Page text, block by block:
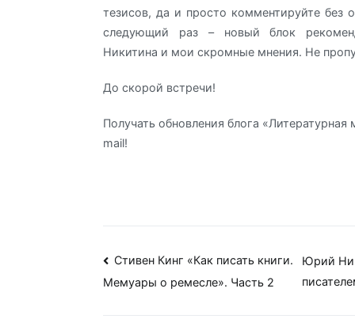
тезисов, да и просто комментируйте без
следующий раз – новый блок
Никитина и мои скромные мнения. Не
До скорой встречи!
Получать обновления блога «Литературная
mail!
Навигация
по
Стивен Кинг «Как писать книги.
Мемуары о ремесле». Часть 2
Юрий